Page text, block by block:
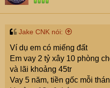
Jake CNK nói:
Ví dụ em có miếng đất
Em vay 2 tỷ xây 10 phòng
và lãi khoảng 45tr
Vay 5 năm, tiền gốc mỗi